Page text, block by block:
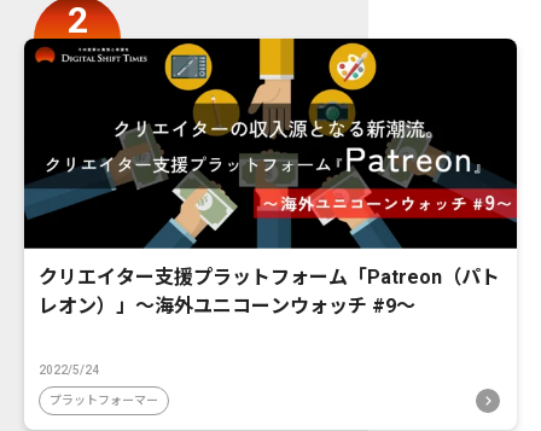
クリエイター支援プラットフォーム「Patreon（パト
レオン）」〜海外ユニコーンウォッチ #9〜
2022/5/24
プラットフォーマー